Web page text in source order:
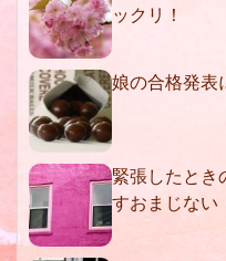
ックリ！
娘の合格発表
緊張したとき
すおまじない